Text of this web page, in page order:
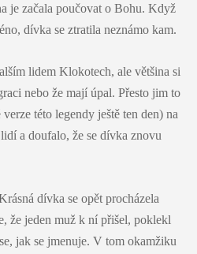
je začala poučovat o Bohu. Když
dívka se ztratila neznámo kam.
lidem Klokotech, ale většina si
nebo že mají úpal. Přesto jim to
této legendy ještě ten den) na
a doufalo, že se dívka znovu
dívka se opět procházela
že jeden muž k ní přišel, poklekl
jak se jmenuje. V tom okamžiku